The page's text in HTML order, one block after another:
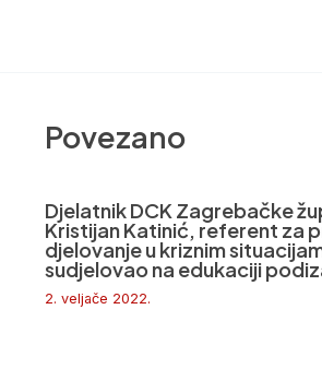
Povezano
Djelatnik DCK Zagrebačke
Kristijan Katinić, referent za
djelovanje u kriznim
sudjelovao na edukaciji
2. veljače 2022.